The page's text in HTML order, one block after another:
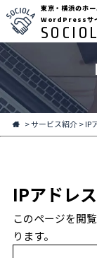
東京・横浜のホ
WordPressサイ
>サービス紹介>IP
IPアドレ
このページを閲
ります。